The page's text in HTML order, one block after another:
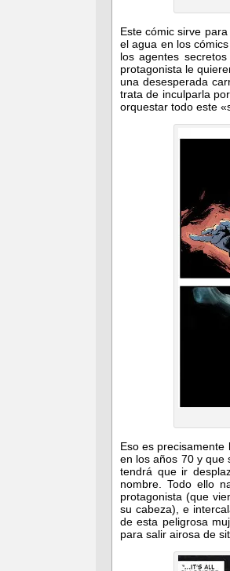
Este cómic sirve
el agua en los
los agentes
protagonista le
una desesperada
trata de inculparla
orquestar todo este
Eso es
en los años 70 y que
tendrá que ir
nombre. Todo ello
protagonista (que
su cabeza), e
de esta peligrosa
para salir airosa de